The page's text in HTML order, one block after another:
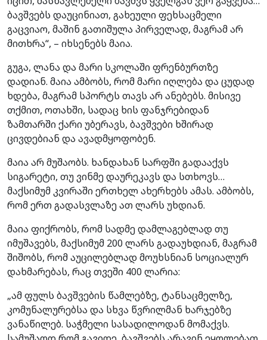
ბავშვებს დაუცინიათ, გახეული ფეხსაცმელი
გაცვიაო, მაშინ გათიშულა პირველად, მაგრამ არ
მითხრა“, – იხსენებს მაია.
გუგა, ლანა და მარი სკოლაში ფრენბურთზე
დადიან. მაია ამბობს, რომ მარი იღლება და ცუდად
ხდება, მაგრამ სპორტს თავს არ ანებებს. მისივე
თქმით, ოთახში, სადაც ხის ფანჯრებიდან
ზამთარში ქარი უბერავს, ბავშვები ხშირად
ცივდებიან და ავადმყოფობენ.
მაია არ მუშაობს. ხანდახან სარფში გადააქვს
სიგარეტი, თუ ვინმე დაურეკავს და სთხოვს…
მაქსიმუმ კვირაში ერთხელ ახერხებს ამას. ამბობს,
რომ ერთ გადასვლაზე ათ ლარს უხდიან.
მაია ფიქრობს, რომ სადმე დამლაგებლად თუ
იმუშავებს, მაქსიმუმ 200 ლარს გადაუხდიან, მაგრამ
შიშობს, რომ აუცილებლად მოუხსნიან სოციალურ
დახმარებას, რაც თვეში 400 ლარია:
„ამ ფულს ბავშვების წამლებზე, ტანსაცმელზე,
კომუნალურებსა და სხვა წვრილმან ხარჯებზე
ვანაწილებ. საჭმელი სასადილოდან მომაქვს.